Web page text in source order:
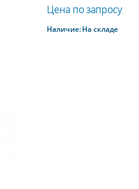
Цена по запросу
Купить
Наличие:На складе